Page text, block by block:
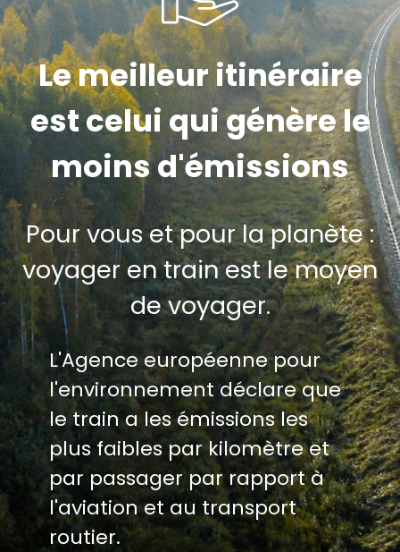
Le meilleur itinéraire
est celui qui génère le
moins d'émissions
Pour vous et pour la planète :
voyager en train est le moyen
de voyager.
L'Agence européenne pour
l'environnement déclare que
le train a les émissions les
plus faibles par kilomètre et
par passager par rapport à
l'aviation et au transport
routier.